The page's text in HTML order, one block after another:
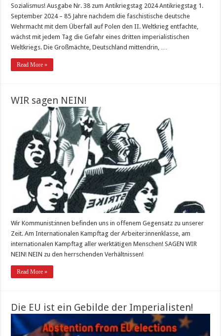
Sozialismus! Ausgabe Nr. 38 zum Antikriegstag 2024 Antikriegstag 1.
September 2024 – 85 Jahre nachdem die faschistische deutsche
Wehrmacht mit dem Überfall auf Polen den II. Weltkrieg entfachte,
wächst mit jedem Tag die Gefahr eines dritten imperialistischen
Weltkriegs. Die Großmächte, Deutschland mittendrin, …
Read More »
WIR sagen NEIN!
Wir Kommunist:innen befinden uns in offenem Gegensatz zu unserer
Zeit. Am Internationalen Kampftag der Arbeiter:innenklasse, am
internationalen Kampftag aller werktätigen Menschen! SAGEN WIR
NEIN! NEIN zu den herrschenden Verhältnissen!
Read More »
Die EU ist ein Gebilde der Imperialisten!